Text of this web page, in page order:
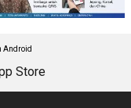
Android